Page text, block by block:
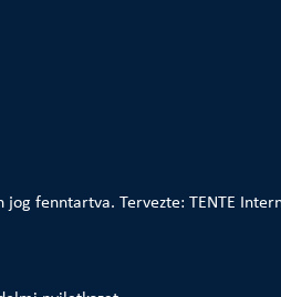
fenntartva. Tervezte: TENTE